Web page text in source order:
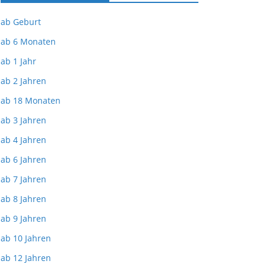
ab Geburt
ab 6 Monaten
ab 1 Jahr
ab 2 Jahren
ab 18 Monaten
ab 3 Jahren
ab 4 Jahren
ab 6 Jahren
ab 7 Jahren
ab 8 Jahren
ab 9 Jahren
ab 10 Jahren
ab 12 Jahren